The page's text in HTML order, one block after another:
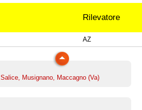
Rilevatore
AZ
Salice, Musignano, Maccagno (Va)
Platano di Punta Lavello, Brezzo di Bedero